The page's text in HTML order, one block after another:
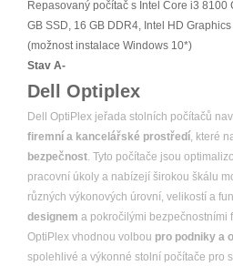
Repasovaný počítač s Intel Core i3 8100
GB SSD, 16 GB DDR4, Intel HD
(možnost instalace Windows 10*)
Stav A-
Dell Optiplex
Dell OptiPlex jeřada stolních počítačů
firemní a kancelářské prostředí, které
bezpečnost. Tyto počítače jsou
pracovní úkoly a nabízejí širokou škálu
různých výkonových úrovní, velikostí a
designem a pokročilými bezpečnostními
OptiPlex vhodnou volbou pro podniky a
spolehlivé a výkonné stolní počítače pro